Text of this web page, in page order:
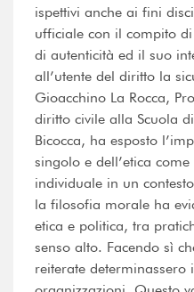
ispettivi anche ai fini
ufficiale con il compito
di autenticità ed il suo
all’utente del diritto la
Gioacchino La Rocca,
diritto civile alla Scuola
Bicocca, ha esposto
singolo e dell’etica
individuale in un
la filosofia morale ha
etica e politica, tra
senso alto. Facendo sì
reiterate